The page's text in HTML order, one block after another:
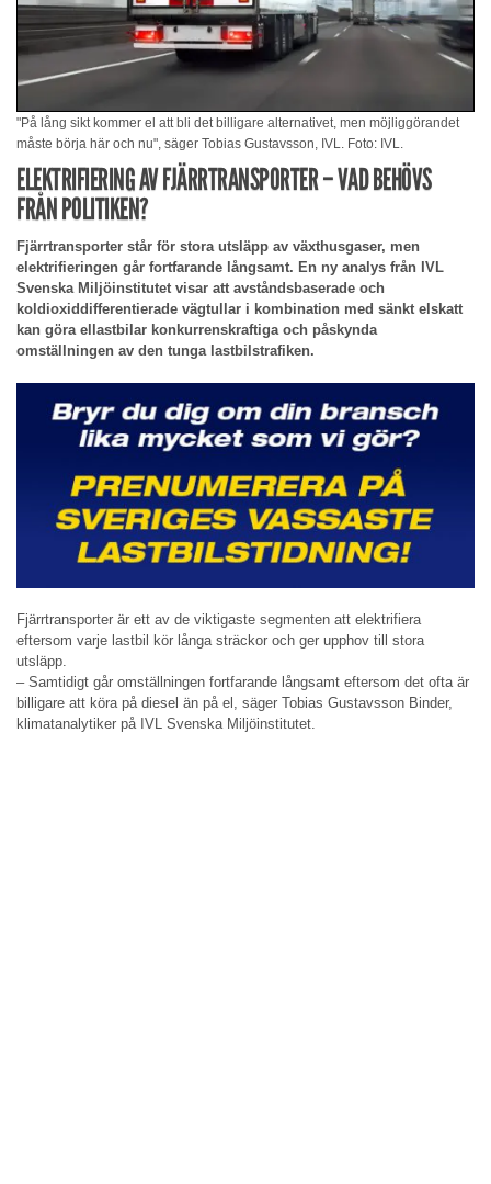
"På lång sikt kommer el att bli det billigare alternativet, men möjliggörandet
måste börja här och nu", säger Tobias Gustavsson, IVL. Foto: IVL.
ELEKTRIFIERING AV FJÄRRTRANSPORTER – VAD BEHÖVS
FRÅN POLITIKEN?
Fjärrtransporter står för stora utsläpp av växthusgaser, men
elektrifieringen går fortfarande långsamt. En ny analys från IVL
Svenska Miljöinstitutet visar att avståndsbaserade och
koldioxiddifferentierade vägtullar i kombination med sänkt elskatt
kan göra ellastbilar konkurrenskraftiga och påskynda
omställningen av den tunga lastbilstrafiken.
Fjärrtransporter är ett av de viktigaste segmenten att elektrifiera
eftersom varje lastbil kör långa sträckor och ger upphov till stora
utsläpp.
– Samtidigt går omställningen fortfarande långsamt eftersom det ofta är
billigare att köra på diesel än på el, säger Tobias Gustavsson Binder,
klimatanalytiker på IVL Svenska Miljöinstitutet.